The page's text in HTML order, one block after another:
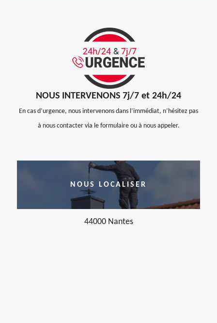
NOUS INTERVENONS 7j/7 et 24h/24
En cas d’urgence, nous intervenons dans l’immédiat, n’hésitez pas
à nous contacter via le formulaire ou à nous appeler.
NOUS LOCALISER
44000 Nantes